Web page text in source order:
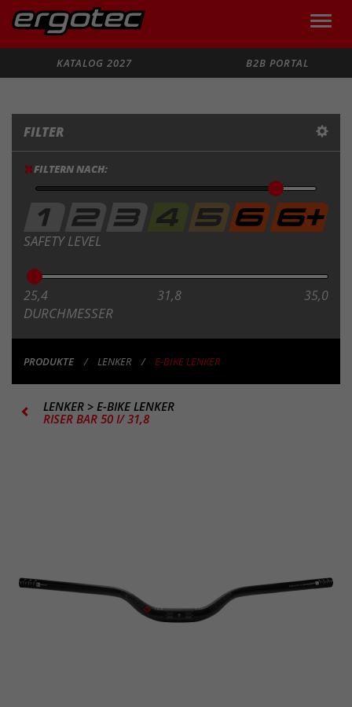
Toggle
KATALOG 2027
B2B PORTAL
FILTER
FILTERN NACH:
SAFETY LEVEL
25,4 31,8 35,0
DURCHMESSER
PRODUKTE LENKER E-BIKE LENKER
LENKER > E-BIKE LENKER
RISER BAR 50 I/ 31,8